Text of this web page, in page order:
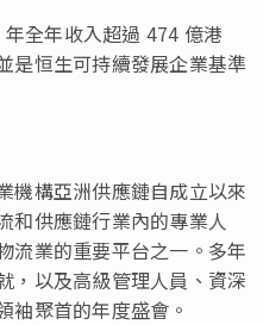
全年收入超過 474 億港
是恒生可持續發展企業基準
機構亞洲供應鏈自成立以來
和供應鏈行業內的專業人
流業的重要平台之一。多年
，以及高級管理人員、資深
袖聚首的年度盛會。